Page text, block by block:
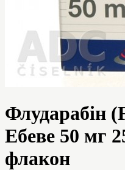
Флударабін
Ебеве 50 мг
флакон